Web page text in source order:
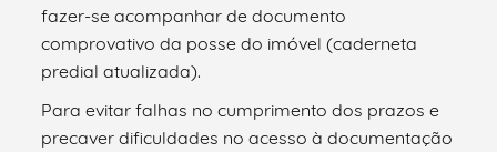
fazer-se acompanhar de documento
comprovativo da posse do imóvel (caderneta
predial atualizada).
Para evitar falhas no cumprimento dos prazos e
precaver dificuldades no acesso à documentação